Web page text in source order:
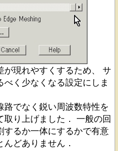
が現れやすくするため、 サ
く少なくなる設定にしま
路でなく鋭い周波数特性を
り上げました． 一般の回
するか一体にするかで有意
どありません．